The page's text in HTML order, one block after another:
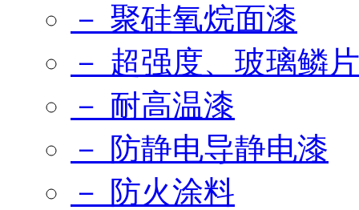
－ 聚硅氧烷面漆
－ 超强度、玻璃鳞
－ 耐高温漆
－ 防静电导静电漆
－ 防火涂料